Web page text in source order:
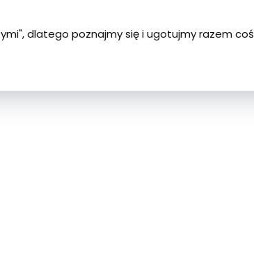
dlatego poznajmy się i ugotujmy razem coś